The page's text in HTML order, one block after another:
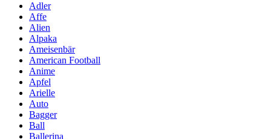
Adler
Affe
Alien
Alpaka
Ameisenbär
American Football
Anime
Apfel
Arielle
Auto
Bagger
Ball
Ballerina